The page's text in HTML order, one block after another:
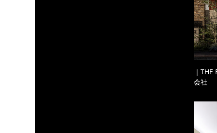
｜
会社